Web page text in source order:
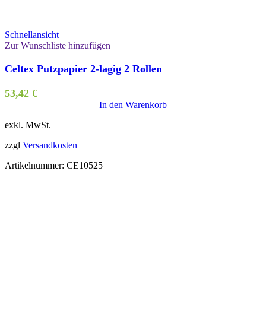
Schnellansicht
Zur Wunschliste hinzufügen
Celtex Putzpapier 2-lagig 2 Rollen
53,42 €
In den Warenkorb
exkl. MwSt.
zzgl Versandkosten
Artikelnummer: CE10525